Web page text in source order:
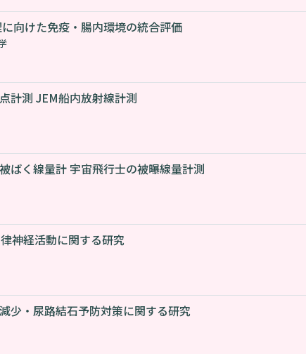
向けた免疫・腸内環境の統合評価
計測 JEM船内放射線計測
ばく線量計 宇宙飛行士の被曝線量計測
神経活動に関する研究
少・尿路結石予防対策に関する研究